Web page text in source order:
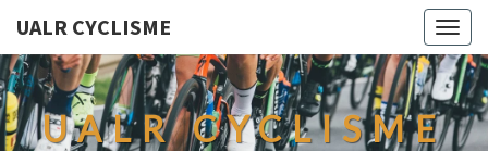
UALR CYCLISME
UALR CYCLISME